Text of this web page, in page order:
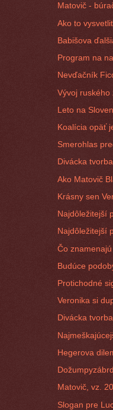
Matovič -
Ako to
Babišova
Program na
Nevďačník
Vývoj ruského
Leto na
Koalícia opäť
Smerohlas
Divácka
Ako Matovič
Krásny sen
Najdôležitejší
Najdôležitejší
Čo
Budúce
Protichodné
Veronika si
Divácka
Hegerova
Matovič, vz.
Slogan pre